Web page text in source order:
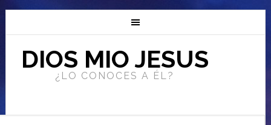
DIOS MIO JESUS
¿LO CONOCES A ÉL?